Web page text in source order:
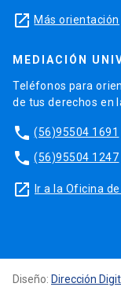
launch Más orientación
MEDIACIÓN
Teléfonos para
de tus derechos en
phone (56)95504 1691
phone (56)95504 1247
launch Ir a la Oficina
Diseño: Dirección